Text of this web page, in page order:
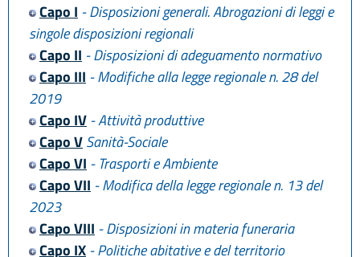
Capo I - Disposizioni generali. Abrogazioni di leggi e
singole disposizioni regionali
Capo II - Disposizioni di adeguamento normativo
Capo III - Modifiche alla legge regionale n. 28 del
2019
Capo IV- Attività produttive
Capo VSanità-Sociale
Capo VI - Trasporti e Ambiente
Capo VII - Modifica della legge regionale n. 13 del
2023
Capo VIII - Disposizioni in materia funeraria
Capo IX- Politiche abitative e del territorio